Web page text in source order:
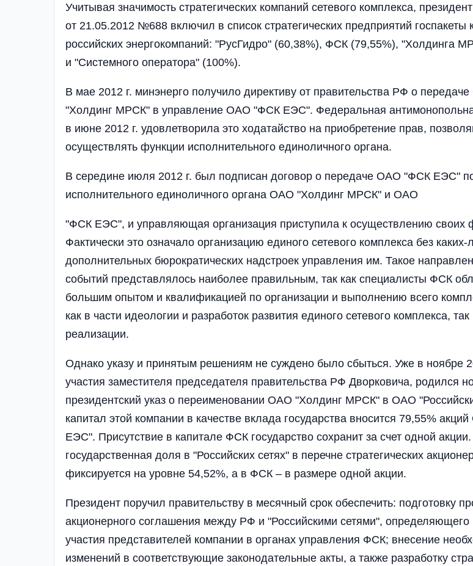
Учитывая значимость стратегических компаний сетевого комплекса,
от 21.05.2012 №688 включил в список стратегических предприятий госпакеты
российских энергокомпаний: "РусГидро" (60,38%), ФСК (79,55%), "Холдинга
и "Системного оператора" (100%).
В мае 2012 г. минэнерго получило директиву от правительства РФ о
"Холдинг МРСК" в управление ОАО "ФСК ЕЭС". Федеральная
в июне 2012 г. удовлетворила это ходатайство на приобретение прав,
осуществлять функции исполнительного единоличного органа.
В середине июля 2012 г. был подписан договор о передаче ОАО "ФСК ЕЭС"
исполнительного единоличного органа ОАО "Холдинг МРСК" и ОАО
"ФСК ЕЭС", и управляющая организация приступила к осуществлению своих
Фактически это означало организацию единого сетевого комплекса без каких-
дополнительных бюрократических надстроек управления им. Такое
событий представлялось наиболее правильным, так как специалисты ФСК
большим опытом и квалификацией по организации и выполнению всего
как в части идеологии и разработок развития единого сетевого комплекса,
реализации.
Однако указу и принятым решениям не суждено было сбыться. Уже в ноябре
участия заместителя председателя правительства РФ Дворковича, родился
президентский указ о переименовании ОАО "Холдинг МРСК" в ОАО
капитал этой компании в качестве вклада государства вносится 79,55%
ЕЭС". Присутствие в капитале ФСК государство сохранит за счет одной акции.
государственная доля в "Российских сетях" в перечне стратегических
фиксируется на уровне 54,52%, а в ФСК – в размере одной акции.
Президент поручил правительству в месячный срок обеспечить: подготовку
акционерного соглашения между РФ и "Российскими сетями", определяющего
участия представителей компании в органах управления ФСК; внесение
изменений в соответствующие законодательные акты, а также разработку